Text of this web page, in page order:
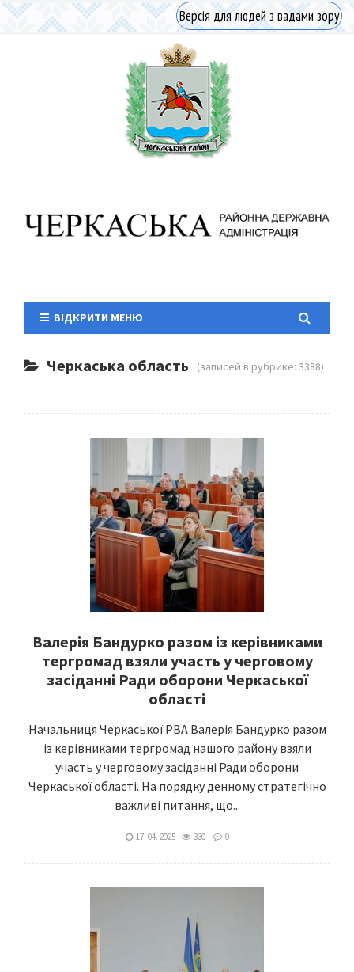
Версія для людей з вадами зору
ВІДКРИТИ МЕНЮ
Черкаська область (записей в рубрике: 3388)
Валерія Бандурко разом із керівниками
тергромад взяли участь у черговому
засіданні Ради оборони Черкаської
області
Начальниця Черкаської РВА Валерія Бандурко разом
із керівниками тергромад нашого району взяли
участь у черговому засіданні Ради оборони
Черкаської області. На порядку денному стратегічно
важливі питання, що...
17. 04. 2025 330 0